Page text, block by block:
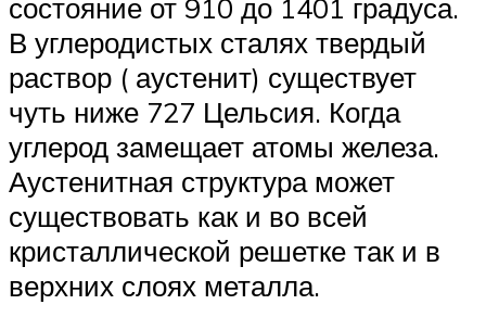
состояние от 910 до 1401 градуса.
В углеродистых сталях твердый
раствор ( аустенит) существует
чуть ниже 727 Цельсия. Когда
углерод замещает атомы железа.
Аустенитная структура может
существовать как и во всей
кристаллической решетке так и в
верхних слоях металла.